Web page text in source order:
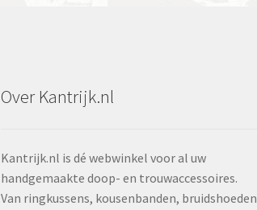
Over Kantrijk.nl
Kantrijk.nl is dé webwinkel voor al uw
handgemaakte doop- en trouwaccessoires.
Van ringkussens, kousenbanden, bruidshoeden